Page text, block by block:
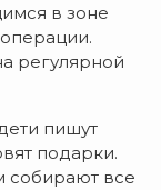
в зоне
регулярной
пишут
подарки.
собирают все